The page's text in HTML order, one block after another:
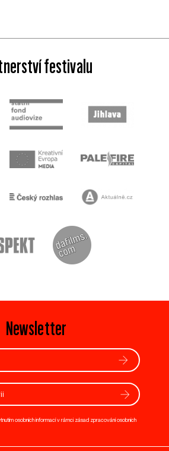
festivalu
Newsletter
osobních informací v rámci zásad zpracování osobních